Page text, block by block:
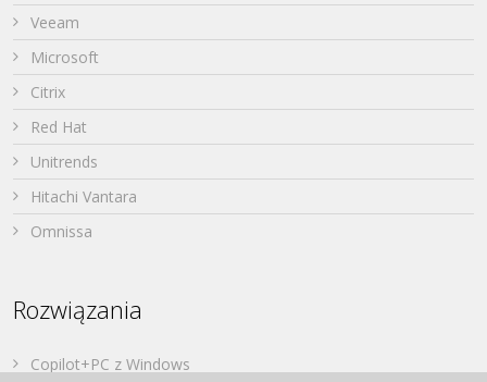
Veeam
Microsoft
Citrix
Red Hat
Unitrends
Hitachi Vantara
Omnissa
Rozwiązania
Copilot+PC z Windows